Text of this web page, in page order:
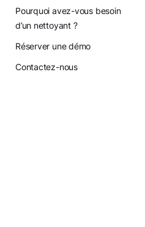
Pourquoi avez-vous besoin
d’un nettoyant ?
Réserver une démo
Contactez-nous